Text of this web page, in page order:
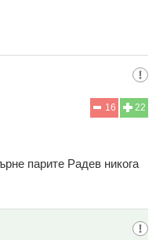
22
16
парите Радев никога